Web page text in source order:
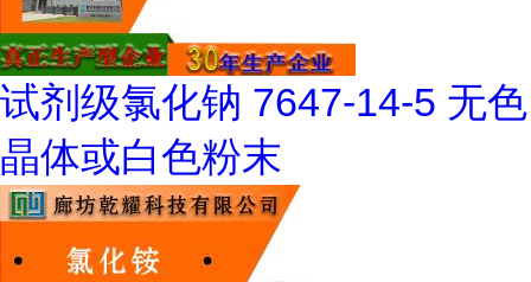
试剂级氯化钠 7647-14-5 无色
晶体或白色粉末